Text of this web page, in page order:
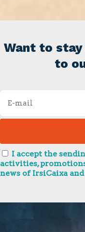
Want to
to
I accept the
activities,
news of IrsiCaixa